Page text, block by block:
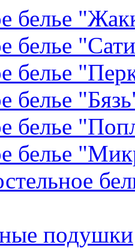
белье
белье
белье
белье
белье
белье
подушки